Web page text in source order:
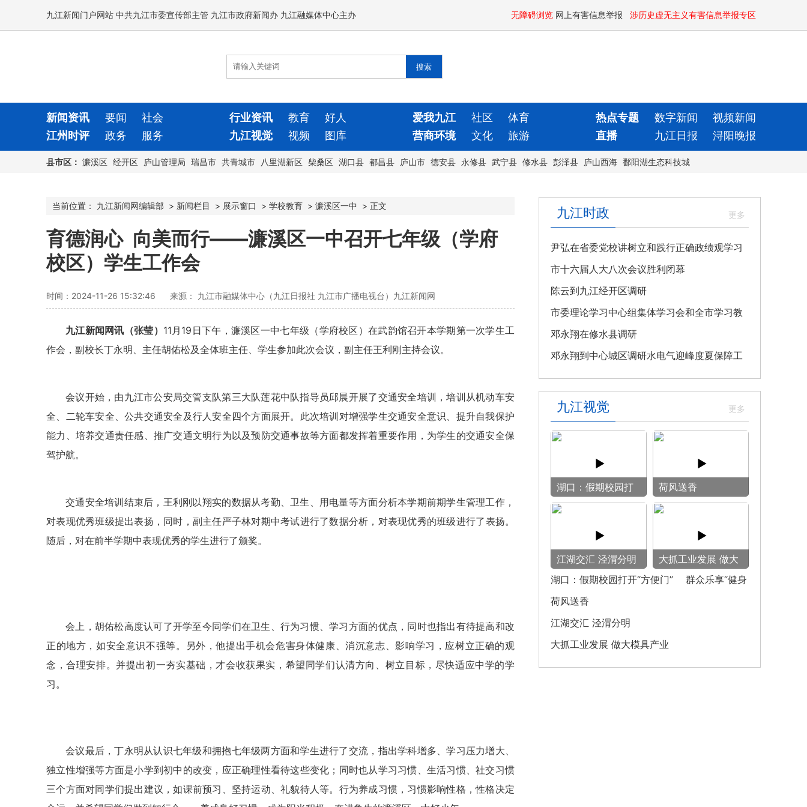
九江新闻门户网站 中共九江市委宣传部主管 九江市政府新闻办 九江融媒体中心主办 无障碍浏览 网上有害信息举报 涉历史虚无主义有害信息举报专区
新闻资讯 要闻 社会 行业资讯 教育 好人 爱我九江 社区 体育 热点专题 数字新闻
视频新闻
江州时评
政务 服务 九江视觉 视频 图库 营商环境 文化 旅游 直播 九江日报 浔阳晚报
县市区： 濂溪区 经开区 庐山管理局 瑞昌市 共青城市 八里湖新区 柴桑区 湖口县 都昌县 庐山市 德安县 永修县 武宁县 修水县 彭泽县 庐山西海 鄱阳湖生态科技城
当前位置： 九江新闻网编辑部 > 新闻栏目 > 展示窗口 > 学校教育 > 濂溪区一中 > 正文
育德润心 向美而行——濂溪区一中召开七年级（学府
校区）学生工作会
时间：2024-11-26 15:32:46 来源： 九江市融媒体中心（九江日报社 九江市广播电视台）九江新闻网
九江新闻网讯（张莹） 11月19日下午，濂溪区一中七年级（学府校区）在武韵馆召开本学期第一次学生工
作会， 副校长丁永明、 主任胡佑松及全体班主任、学生参加此次会议， 副主任王利刚主持会议。
会议开始，由九江市公安局交管支队第三大队莲花中队指导员邱晨开展了交通安全培训，培训从机动车安
全、二轮车安全、公共交通安全及行人安全四个方面展开。此次培训对增强学生交通安全意识、提升自我保护
能力、培养交通责任感、推广交通文明行为以及预防交通事故等方面都发挥着重要作用，为学生的交通安全保
驾护航。
交通安全培训结束后，王利刚以翔实的数据从考勤、卫生、用电量等方面分析本学期前期学生管理工作，
对表现优秀班级提出表扬，同时， 副主任严子林对期中考试进行了数据分析，对表现优秀的班级进行了表扬。
随后，对在前半学期中表现优秀的学生进行了颁奖。
会上，胡佑松高度认可了开学至今同学们在卫生、行为习惯、学习方面的优点，同时也指出有待提高和改
正的地方，如安全意识不强等。另外，他提出手机会危害身体健康、消沉意志、影响学习，应树立正确的观
念，合理安排。并提出初一夯实基础，才会收获果实，希望同学们认清方向、树立目标，尽快适应中学的学
习。
会议最后，丁永明从认识七年级和拥抱七年级两方面和学生进行了交流，指出学科增多、学习压力增大、
独立性增强等方面是小学到初中的改变，应正确理性看待这些变化；同时也从学习习惯、生活习惯、社交习惯
三个方面对同学们提出建议，如课前预习、坚持运动、礼貌待人等。行为养成习惯，习惯影响性格，性格决定
九江时政
尹弘在省委党校讲树立和践行正确政绩观学习
教育专题党课
市十六届人大八次会议胜利闭幕
陈云到九江经开区调研
市委理论学习中心组集体学习会和全市学习教
育整改整治工作汇报会召开
邓永翔在修水县调研
邓永翔到中心城区调研水电气迎峰度夏保障工
作
九江视觉
湖口：假期校园打
开“方便门” 群众
荷风送香
‌江湖交汇 泾渭分明‌
大抓工业发展 做大
模具产业
湖口：假期校园打开“方便门” 群众乐享“健身
圈”
荷风送香
‌江湖交汇 泾渭分明‌
大抓工业发展 做大模具产业